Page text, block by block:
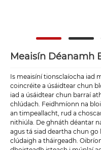
Meaisín Déanamh
Is meaisíní tionsclaíocha iad
coincréite a úsáidtear chun
iad a úsáidtear chun barraí
chlúdach. Feidhmíonn na
an timpeallacht, rud a
nithiúla. De ghnáth déantar
agus tá siad deartha chun
clúdaigh a tháirgeadh.